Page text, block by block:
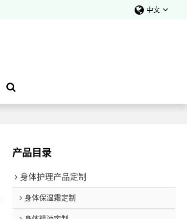
中文
产品目录
身体护理产品定制
身体保湿霜定制